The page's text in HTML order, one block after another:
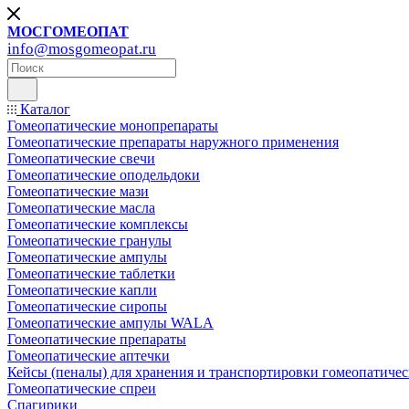
МОСГОМЕОПАТ
info@mosgomeopat.ru
Каталог
Гомеопатические монопрепараты
Гомеопатические препараты наружного применения
Гомеопатические свечи
Гомеопатические оподельдоки
Гомеопатические мази
Гомеопатические масла
Гомеопатические комплексы
Гомеопатические гранулы
Гомеопатические ампулы
Гомеопатические таблетки
Гомеопатические капли
Гомеопатические сиропы
Гомеопатические ампулы WALA
Гомеопатические препараты
Гомеопатические аптечки
Кейсы (пеналы) для хранения и транспортировки
Гомеопатические спреи
Спагирики